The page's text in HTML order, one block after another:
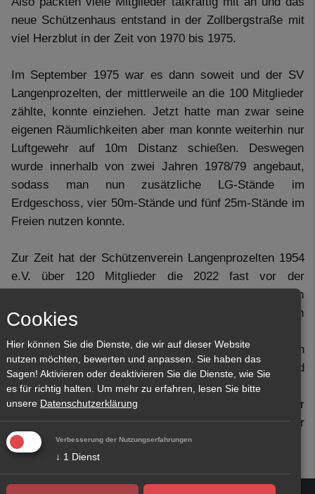
neue Schützenhaus entstand in der Zollbergstraße mit
viel Herzblut in der Zeit von 1970 bis 1975.
Im September 1975 war es dann soweit und der SV
Langenprozelten, der mittlerweile an die 100 Mitglieder
zählte, konnte einziehen. Jetzt hatte man zwar seine
eigenen Räumlichkeiten aber man konnte weiterhin nur
Luftgewehr auf 10m Distanz schießen. Deswegen
wurde innerhalb von zwei Jahren 1978/79 angebaut,
sodass man nun zusätzliche LG-Stände im
Erdgeschoss, vier 50m-Stände und fünf 25m-Stände im
Freien nutzen konnte.
Zur Zeit hat der Schützenverein Langenprozelten 1954
e.V. über 120 Mitglieder die 2022 fast vor der
Schließung der Verein standen, da man keinen
Nachfolger für den zurückgetretenen 1. Vorstand finden
Erst nach Änderung des Führungsstils und einsetzten
eines 5-köpfigen Vorstandsteam
konnte der fortbestand
des Vereins gesichert werden.
Zeit her arbeitet das Team mit neuen Ideen einer
Modernen und zeitgemäßen Herangehensweise an der
Attraktivität und dem Interesse des Schießsports.
Cookies
Hier können Sie die Dienste, die wir auf dieser Website
nutzen möchten, bewerten und anpassen. Sie haben das
Sagen! Aktivieren oder deaktivieren Sie die Dienste, wie Sie
es für richtig halten.
Um mehr zu erfahren, lesen Sie bitte
unsere Datenschutzerklärung
Verbesserung der Nutzungserfahrungen
↓ 1 Dienst